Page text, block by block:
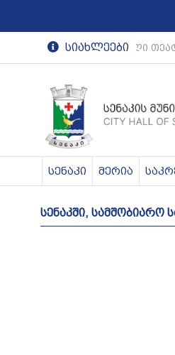
სიახლეები
რეგიონული
სენაკი მერია
სენაკში,